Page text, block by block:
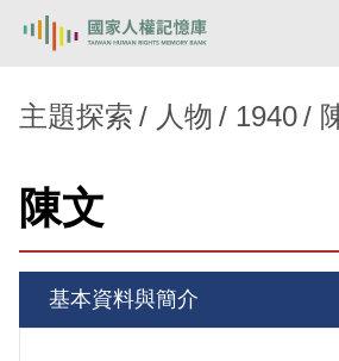
新生訓導處
主題探索
背景知識
主題探索 人物 1940
陳文
基本資料與簡介